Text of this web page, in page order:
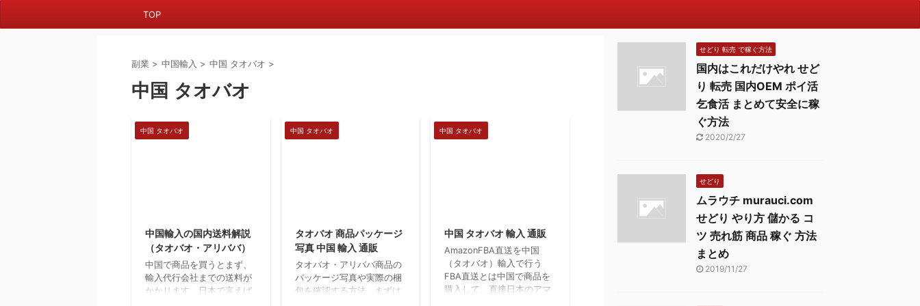
TOP
副業 > 中国輸入 > 中国 タオバオ >
中国 タオバオ
中国 タオバオ
中国輸入の国内送料解説
（タオバオ・アリババ）
中国で商品を買うとまず、
輸入代行会社までの送料が
かかります。日本で言えば
中国 タオバオ
タオバオ 商品パッケージ
写真 中国 輸入 通販
タオバオ・アリババ商品の
パッケージ写真や実際の梱
包を確認する方法 まずは
中国 タオバオ
中国 タオバオ 輸入 通販
AmazonFBA直送を中国
（タオバオ）輸入で行う
FBA直送とは中国で商品を
購入して、直接日本のアマ
せどり 転売 で稼ぐ方法
国内はこれだけやれ せど
り 転売 国内OEM ポイ活
乞食活 まとめて安全に稼
ぐ方法
2020/2/27
せどり
ムラウチ murauci.com
せどり やり方 儲かる コ
ツ 売れ筋 商品 稼ぐ 方法
まとめ
2019/11/27